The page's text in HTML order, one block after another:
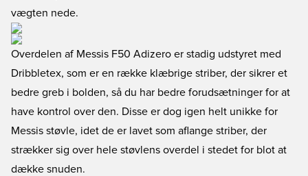
vægten nede.
Overdelen af Messis F50 Adizero er stadig udstyret med
Dribbletex, som er en række klæbrige striber, der sikrer et
bedre greb i bolden, så du har bedre forudsætninger for at
have kontrol over den. Disse er dog igen helt unikke for
Messis støvle, idet de er lavet som aflange striber, der
strækker sig over hele støvlens overdel i stedet for blot at
dække snuden.